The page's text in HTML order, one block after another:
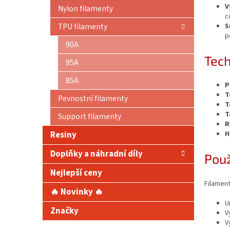
Nylon filamenty
TPU filamenty
90A
95A
85A
Pevnostní filamenty
Support filamenty
Resiny
Doplňky a náhradní díly
Nejlepší ceny
🔥 Novinky 🔥
Značky